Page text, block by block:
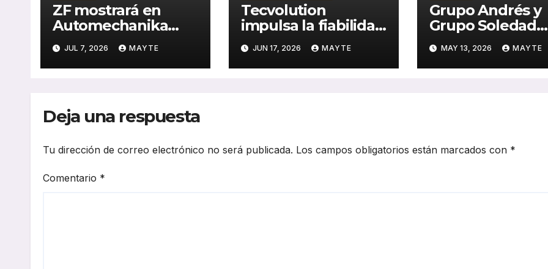
ZF mostrará en
Automechanika
Frankfurt 2026 sus
nuevas soluciones
de IA, formación en
JUL 7, 2026 MAYTE
Tecvolution
impulsa la fiabilidad
operativa en flotas
con baterías
diseñadas “desde la
JUN 17, 2026 MAYTE
Grupo Andrés y
Grupo Soledad
impulsan Dunlop
en España con
alianza
MAY 13, 2026 MAYTE
Deja una respuesta
Tu dirección de correo electrónico no será publicada. Los campos obligatorios están marcados con *
Comentario *